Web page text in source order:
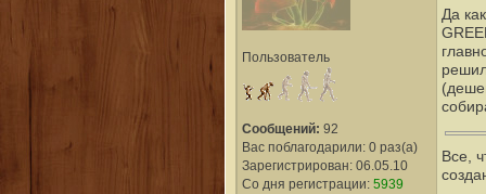
Пользователь
Сообщений: 92
Вас поблагодарили: 0 раз(а)
Зарегистрирован: 06.05.10
Со дня регистрации: 5939
Да
Все,